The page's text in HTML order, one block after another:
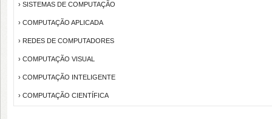
› SISTEMAS DE COMPUTAÇÃO
› COMPUTAÇÃO APLICADA
› REDES DE COMPUTADORES
› COMPUTAÇÃO VISUAL
› COMPUTAÇÃO INTELIGENTE
› COMPUTAÇÃO CIENTÍFICA